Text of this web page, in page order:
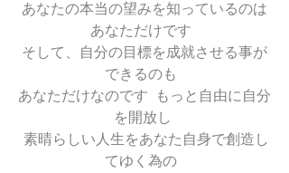
あなたの本当の望みを知っているのは
あなただけです
そして、自分の目標を成就させる事が
できるのも
あなただけなのです  もっと自由に自分
を開放し
てゆく為の